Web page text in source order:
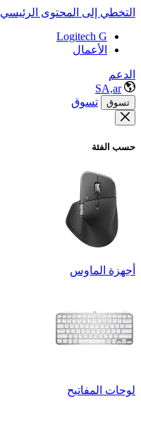
التخطي إلى المحتوى الرئيسي
Logitech G
الأعمال
الدعم
SA,ar
تسوق تسوق
حسب الفئة
أجهزة الماوس
لوحات المفاتيح